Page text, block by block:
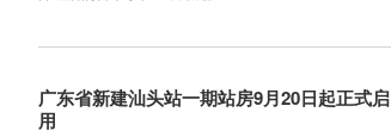
广东省新建汕头站一期站房9月20日起正式启
用